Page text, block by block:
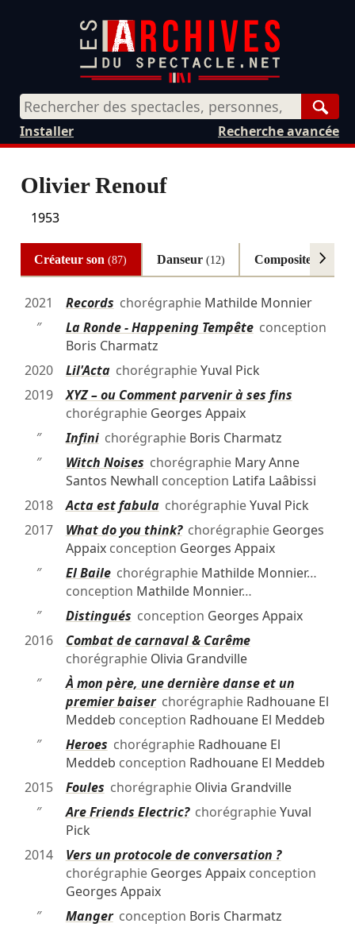
Recherche avancée
Installer
Olivier Renouf
1953
Créateur son(87) Danseur (12) Compositeur
2021 Records chorégraphie Mathilde Monnier
″
La Ronde - Happening Tempêteconception
Boris Charmatz
2020
Lil'ActachorégraphieYuval Pick
2019
XYZ – ou Comment parvenir à ses fins
chorégraphie Georges Appaix
″
Infinichorégraphie Boris Charmatz
″
Witch Noises chorégraphie Mary Anne
Santos Newhall conception Latifa Laâbissi
2018
Acta est fabulachorégraphieYuval Pick
2017
What do you think?chorégraphie Georges
Appaixconception Georges Appaix
″
El Bailechorégraphie Mathilde Monnier…
conception Mathilde Monnier…
″
Distingués conception Georges Appaix
2016
Combat de carnaval & Carême
chorégraphie Olivia Grandville
″
À mon père, une dernière danse et un
premier baiserchorégraphie Radhouane El
Meddeb conception Radhouane El Meddeb
″
Heroes chorégraphie Radhouane El
Meddeb conception Radhouane El Meddeb
2015
Foules chorégraphie Olivia Grandville
″
Are Friends Electric?chorégraphieYuval
Pick
2014
Vers un protocole de conversation ?
chorégraphie Georges Appaixconception
Georges Appaix
″
Mangerconception Boris Charmatz